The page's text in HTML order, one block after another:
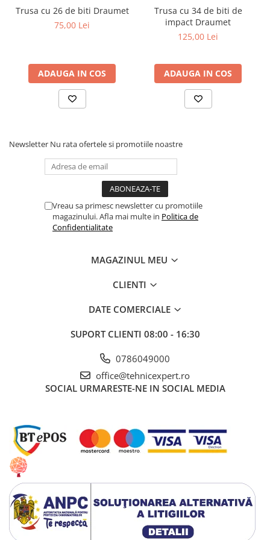
Coliere din plastic
Lampi pe gaz, fludor
Ventuze
Gletiere, spacluri si mistrii
Gletiere profesionale
Mistrii drepte si pentru colturi
Instrumente pentru scris si trasat
Creioane si creta
Markere cu vopsea
Capsatoare si capse pentru
Chei combinate cu clichet
Ciocane cauciucate
Ciocane cu maner din lemn
Ciocane dulgherie
Clesti papagali si suedezi
Clesti popnituri
Cuttere si lame pentru cutter
Trusa cu 26 de biti Draumet
75,00 Lei
ADAUGA IN COS
Trusa cu 34 de biti de
impact Draumet
125,00 Lei
ADAUGA IN COS
Newsletter Nu rata ofertele si promotiile noastre
Vreau sa primesc newsletter cu promotiile
magazinului. Afla mai multe in Politica de
Confidentialitate
MAGAZINUL MEU
CLIENTI
DATE COMERCIALE
SUPORT CLIENTI 08:00 - 16:30
0786049000
office@tehnicexpert.ro
SOCIAL URMARESTE-NE IN SOCIAL MEDIA